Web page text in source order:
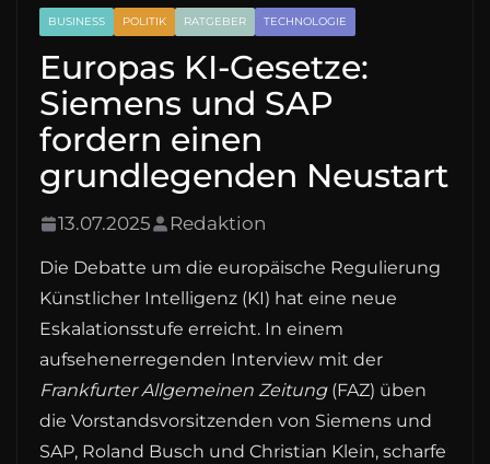
BUSINESS POLITIK RATGEBER TECHNOLOGIE
Europas KI-Gesetze:
Siemens und SAP
fordern einen
grundlegenden Neustart
13.07.2025 Redaktion
Die Debatte um die europäische Regulierung
Künstlicher Intelligenz (KI) hat eine neue
Eskalationsstufe erreicht. In einem
aufsehenerregenden Interview mit der
Frankfurter Allgemeinen Zeitung(FAZ) üben
die Vorstandsvorsitzenden von Siemens und
SAP, Roland Busch und Christian Klein, scharfe